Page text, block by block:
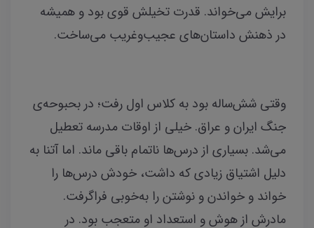
برایش می‌خواند. قدرت تخیلش قوی بود و همیشه
در ذهنش داستان‌های عجیب‌وغریب می‌ساخت.
وقتی شش‌ساله بود به کلاس اول رفت؛ در بحبوحه‌ی
جنگ ایران و عراق. خیلی از اوقات مدرسه تعطیل
می‌شد. بسیاری از درس‌ها ناتمام باقی ماند. اما آتنا به
دلیل اشتیاق زیادی که داشت، خودش درس‌ها را
خواند و خواندن و نوشتن را به‌خوبی فراگرفت.
مادرش از هوش و استعداد او متعجب بود. در